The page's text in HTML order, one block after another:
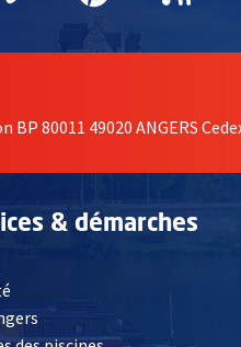
80011 49020 ANGERS
& démarches
, Ouvre une nouvelle fenêtre